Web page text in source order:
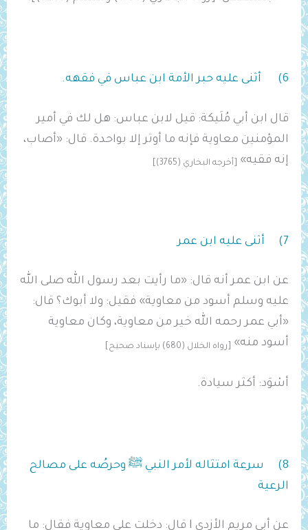
6) أثنى عليه حبر الأمة ابن عباس في فقهه.
قال ابن أبي مُلَيكة: قيل لابن عباس: هل لك في أمير
المؤمنين معاوية فإنه ما أوتر إلا بواحدة. قال: «أصاب،
إنه فقيه» [أخرجه البخاري (3765)]
7) أثنى عليه ابن عمر
عن ابن عمر أنه قال: «ما رأيت بعد رسول الله صلى الله
عليه وسلم ‌أسود ‌من ‌معاوية» فقيل: ولا ‌أبوك؟ قال:
«أبي عمر رحمه الله خير من معاوية، وكان معاوية
أسود منه»
[رواه الخلال (680) بإسناد صحيح]
أسْوَد: أكثر سيادة.
8) سرعة امتثاله لأمر النبي ﷺ وحرصُه على مصالح
الرعية
عن أبي مريم الأزدي I قال: دخلت على معاوية فقال: ما